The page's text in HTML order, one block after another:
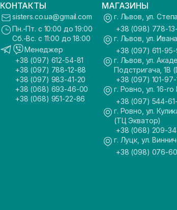
КОНТАКТЫ
sisters.co.ua@gmail.com
Пн.-Пт. с 10:00 до 19:00
Сб.-Вс. с 11:00 до 18:00
Менеджер
+38 (097) 612-54-81
+38 (097) 788-12-88
+38 (097) 983-41-20
+38 (068) 693-46-00
+38 (068) 951-22-86
МАГАЗИНЫ
г. Львов, ул.
+38 (098) 778-
г. Львов, ул.
+38 (097) 611-
г. Львов, ул.
Подстригача, 1В
+38 (097) 101-97-
г. Ровно, ул. 16-
+38 (097) 544-
г. Ровно, ул.
(ТЦ Экватор)
+38 (068) 209-
г. Луцк, ул.
+38 (098) 076-